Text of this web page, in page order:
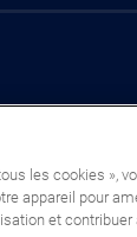
les cookies »,
appareil pour
et